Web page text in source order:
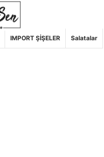
IMPORT ŞİŞELER Salatalar